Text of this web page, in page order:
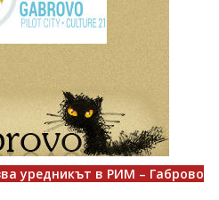
уредникът в РИМ – Габрово